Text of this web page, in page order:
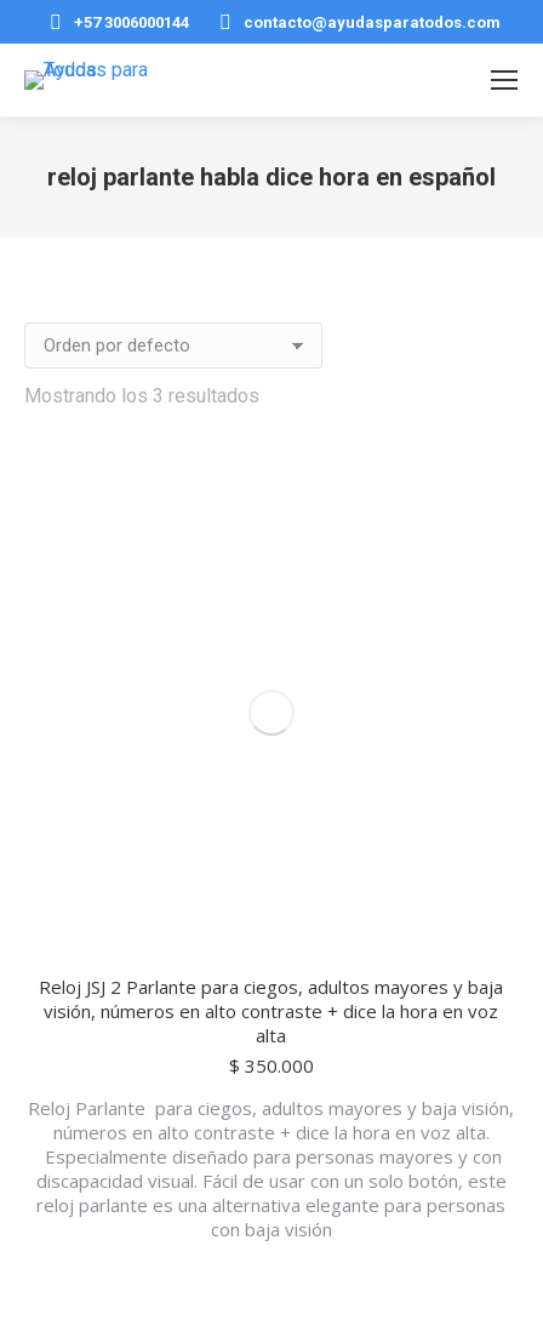
+57 3006000144 contacto@ayudasparatodos.com
reloj parlante habla dice hora en español
Mostrando los 3 resultados
Reloj JSJ 2 Parlante para ciegos, adultos mayores y baja
visión, números en alto contraste + dice la hora en voz
alta
$ 350.000
Reloj Parlante para ciegos, adultos mayores y baja visión,
números en alto contraste + dice la hora en voz alta.
Especialmente diseñado para personas mayores y con
discapacidad visual. Fácil de usar con un solo botón, este
reloj parlante es una alternativa elegante para personas
con baja visión